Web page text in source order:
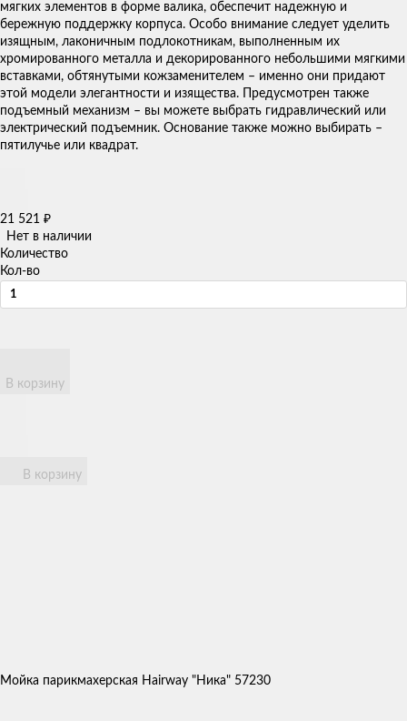
мягких элементов в форме валика, обеспечит надежную и
бережную поддержку корпуса. Особо внимание следует уделить
изящным, лаконичным подлокотникам, выполненным их
хромированного металла и декорированного небольшими мягкими
вставками, обтянутыми кожзаменителем – именно они придают
этой модели элегантности и изящества. Предусмотрен также
подъемный механизм – вы можете выбрать гидравлический или
электрический подъемник. Основание также можно выбирать –
пятилучье или квадрат.
21 521 ₽
Нет в наличии
Количество
Кол-во
В корзину
В корзину
Мойка парикмахерская Hairway "Ника" 57230